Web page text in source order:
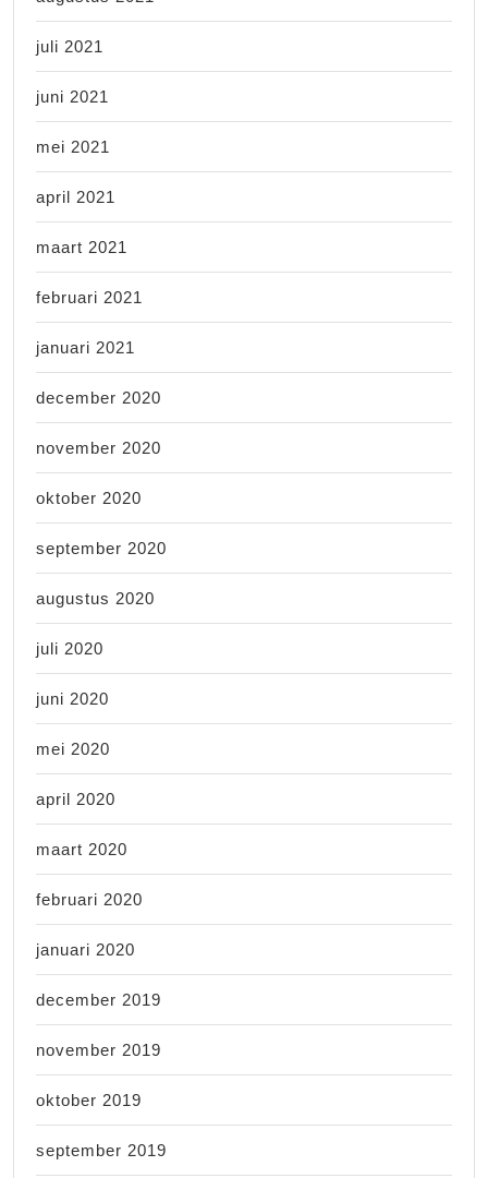
juli 2021
juni 2021
mei 2021
april 2021
maart 2021
februari 2021
januari 2021
december 2020
november 2020
oktober 2020
september 2020
augustus 2020
juli 2020
juni 2020
mei 2020
april 2020
maart 2020
februari 2020
januari 2020
december 2019
november 2019
oktober 2019
september 2019